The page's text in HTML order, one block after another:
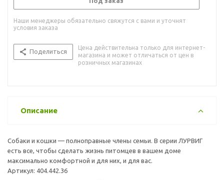
Наши менеджеры обязательно свяжутся с вами и уточнят
условия заказа
Поделиться
Цена действительна только для интернет-
магазина и может отличаться от цен в
розничных магазинах
Описание
Собаки и кошки — полноправные члены семьи. В серии ЛУРВИГ
есть все, чтобы сделать жизнь питомцев в вашем доме
максимально комфортной и для них, и для вас.
Артикул: 404.442.36